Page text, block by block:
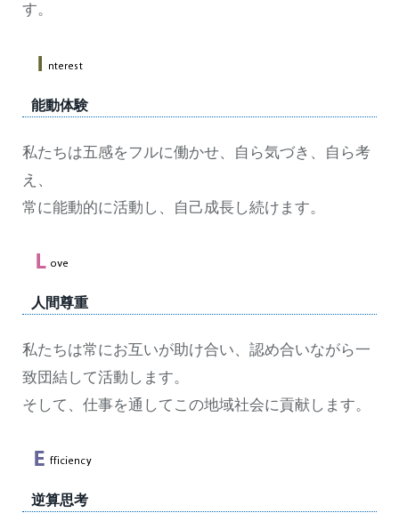
す。
能動体験
私たちは五感をフルに働かせ、自ら気づき、自ら考
え、
常に能動的に活動し、自己成長し続けます。
人間尊重
私たちは常にお互いが助け合い、認め合いながら一
致団結して活動します。
そして、仕事を通してこの地域社会に貢献します。
逆算思考